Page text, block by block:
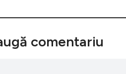
comentariu